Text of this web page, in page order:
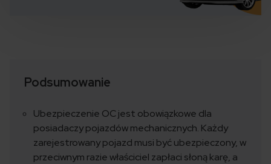
Podsumowanie
Ubezpieczenie OC jest obowiązkowe dla
posiadaczy pojazdów mechanicznych. Każdy
zarejestrowany pojazd musi być ubezpieczony, w
przeciwnym razie właściciel zapłaci słoną karę, a